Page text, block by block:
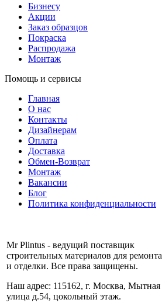
Бизнесу
Акции
Заказ образцов
Покраска
Распродажа
Монтаж
Помощь и сервисы
Главная
О нас
Контакты
Дизайнерам
Оплата
Доставка
Обмен-Возврат
Монтаж
Вакансии
Блог
Политика конфиденциальности
Mr Plintus - ведущий поставщик
строительных материалов для ремонта
и отделки. Все права защищены.
Наш адрес: 115162, г. Москва, Мытная
улица д.54, цокольный этаж.